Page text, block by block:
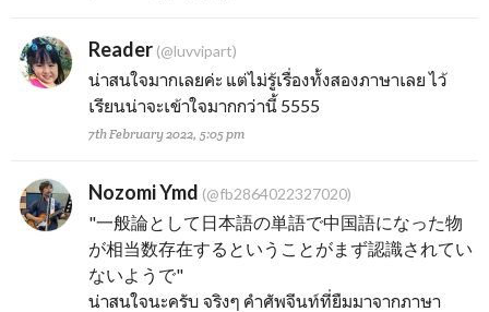
Reader (@luvvipart)
น่าสนใจมากเลยค่ะ แต่ไม่รู้เรื่องทั้งสองภาษาเลย ไว้
เรียนน่าจะเข้าใจมากกว่านี้ 5555
7th February 2022, 5:05 pm
Nozomi Ymd (@fb2864022327020)
"一般論として日本語の単語で中国語になった物
が相当数存在するということがまず認識されてい
ないようで"
น่าสนใจนะครับ จริงๆ คำศัพจีนท์ที่ยืมมาจากภาษา